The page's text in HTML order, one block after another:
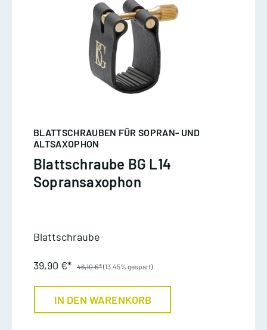
BLATTSCHRAUBEN FÜR SOPRAN- UND
ALTSAXOPHON
Blattschraube BG L14
Sopransaxophon
Blattschraube
39,90 €* 46,10 €*(13.45% gespart)
IN DEN WARENKORB